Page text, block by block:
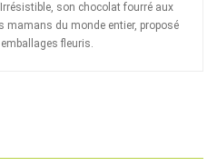
son chocolat fourré aux
mamans du monde entier, proposé
fleuris.